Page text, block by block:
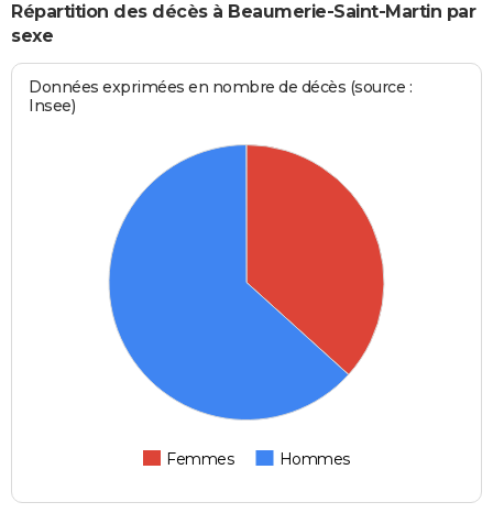
Répartition des décès à Beaumerie-Saint-Martin par
sexe
Données exprimées en nombre de décès (source :
Insee)
Femmes Hommes